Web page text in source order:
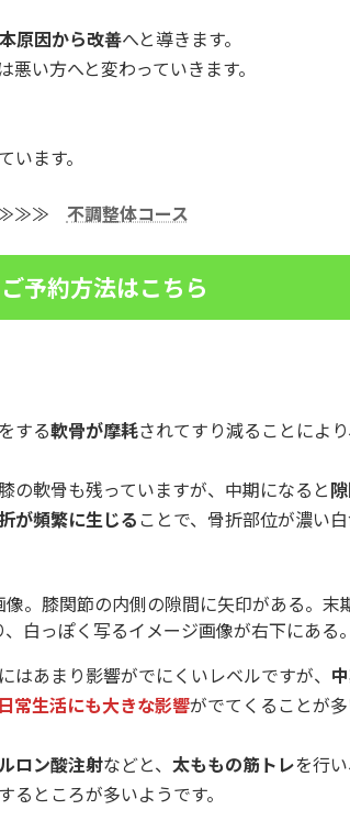
原因から改善へと導きます。
い方へと変わっていきます。
います。
≫≫≫ 不調整体コース
ご予約方法はこちら
する軟骨が摩耗されてすり減ることにより
膝の軟骨も残っていますが、中期になると
が頻繁に生じる ことで、骨折部位が濃い
あまり影響がでにくいレベルですが、
日常生活にも大きな影響がでてくることが多
ロン酸注射などと、 太ももの筋トレを行
るところが多いようです。